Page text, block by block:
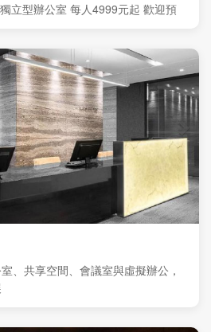
立型辦公室 每人4999元起 歡迎預
、共享空間、會議室與虛擬辦公，